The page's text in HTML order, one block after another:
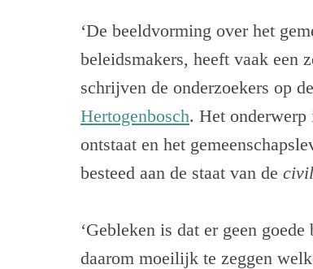
‘De beeldvorming over het
beleidsmakers, heeft vaak een
schrijven de onderzoekers op
Hertogenbosch. Het onderwerp
ontstaat en het
besteed aan de staat van de
‘Gebleken is dat er geen
daarom moeilijk te zeggen